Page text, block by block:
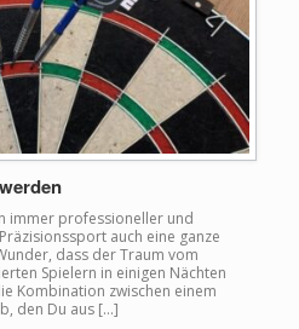
immer professioneller und
auch eine ganze
dass der Traum vom
Spielern in einigen Nächten
Kombination zwischen einem
den Du aus […]